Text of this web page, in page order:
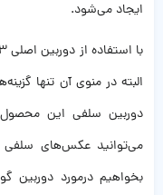
ایجاد می‌شود.
می‌توانید عکس‌های سلفی